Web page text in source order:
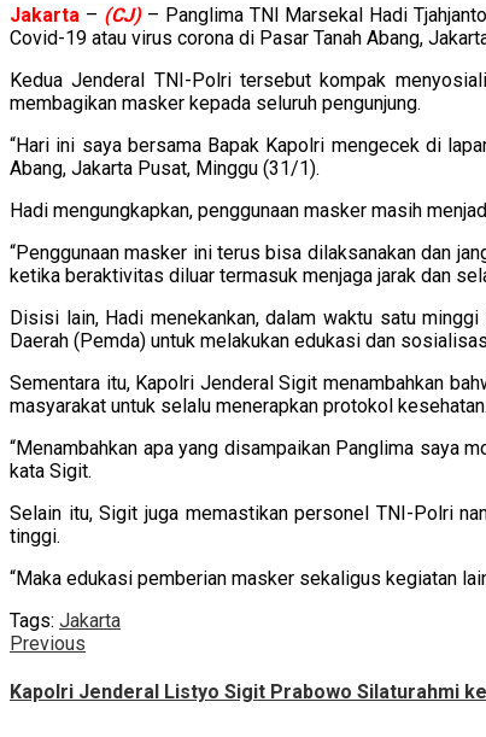
Jakarta – (CJ)– Panglima TNI Marsekal Hadi
Covid-19 atau virus corona di Pasar Tanah Abang,
Kedua Jenderal TNI-Polri tersebut kompak
membagikan masker kepada seluruh pengunjung.
“Hari ini saya bersama Bapak Kapolri mengecek di
Abang, Jakarta Pusat, Minggu (31/1).
Hadi mengungkapkan, penggunaan masker masih
“Penggunaan masker ini terus bisa dilaksanakan dan
ketika beraktivitas diluar termasuk menjaga jarak dan
Disisi lain, Hadi menekankan, dalam waktu satu
Daerah (Pemda) untuk melakukan edukasi dan
Sementara itu, Kapolri Jenderal Sigit menambahkan
masyarakat untuk selalu menerapkan protokol kesehatan.
“Menambahkan apa yang disampaikan Panglima saya
kata Sigit.
Selain itu, Sigit juga memastikan personel TNI-Polri
tinggi.
“Maka edukasi pemberian masker sekaligus kegiatan
Tags: Jakarta
Continue
Reading
Previous
Kapolri Jenderal Listyo Sigit Prabowo Silaturahmi